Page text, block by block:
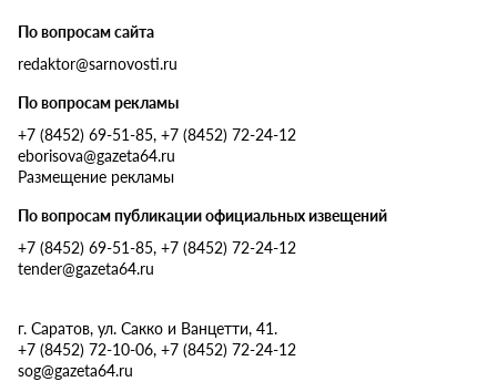
По вопросам сайта
redaktor@sarnovosti.ru
По вопросам рекламы
+7 (8452) 69-51-85, +7 (8452) 72-24-12
eborisova@gazeta64.ru
Размещение рекламы
По вопросам публикации официальных извещений
+7 (8452) 69-51-85, +7 (8452) 72-24-12
tender@gazeta64.ru
г. Саратов, ул. Сакко и Ванцетти, 41.
+7 (8452) 72-10-06, +7 (8452) 72-24-12
sog@gazeta64.ru